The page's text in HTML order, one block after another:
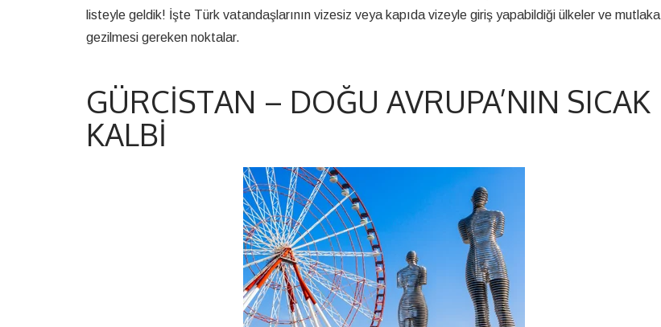
listeyle geldik! İşte Türk vatandaşlarının vizesiz veya kapıda vizeyle giriş yapabildiği ülkeler ve mutlaka
gezilmesi gereken noktalar.
GÜRCISTAN – DOĞU AVRUPA’NIN SICAK
KALBI